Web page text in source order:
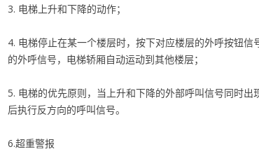
3. 电梯上升和下降的动作；
4. 电梯停止在某一个楼层时，按下对应楼层的外呼按钮
的外呼信号，电梯轿厢自动运动到其他楼层；
5. 电梯的优先原则，当上升和下降的外部呼叫信号同时
后执行反方向的呼叫信号。
6.超重警报